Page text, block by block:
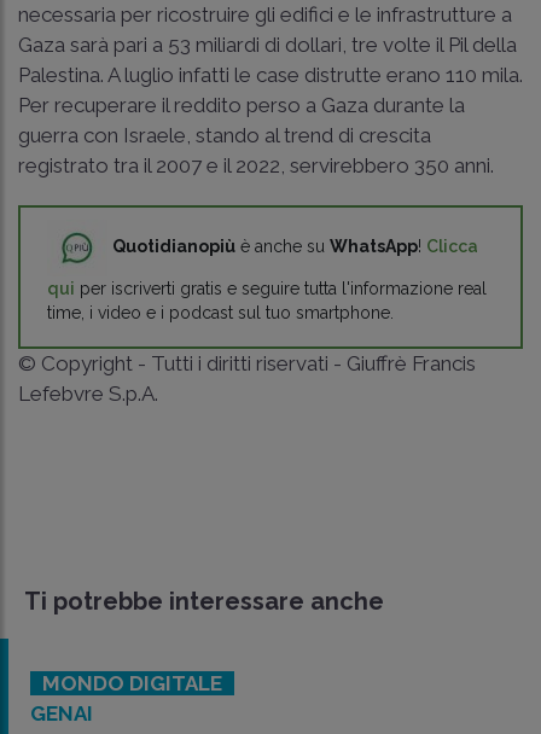
necessaria per ricostruire gli edifici e le infrastrutture a
Gaza sarà pari a 53 miliardi di dollari, tre volte il Pil della
Palestina. A luglio infatti le case distrutte erano 110 mila.
Per recuperare il reddito perso a Gaza durante la
guerra con Israele, stando al trend di crescita
registrato tra il 2007 e il 2022, servirebbero 350 anni.
Quotidianopiù è anche su WhatsApp! Clicca
qui per iscriverti gratis e seguire tutta l'informazione real
time, i video e i podcast sul tuo smartphone.
© Copyright - Tutti i diritti riservati - Giuffrè Francis
Lefebvre S.p.A.
Ti potrebbe interessare anche
MONDO DIGITALE
GENAI